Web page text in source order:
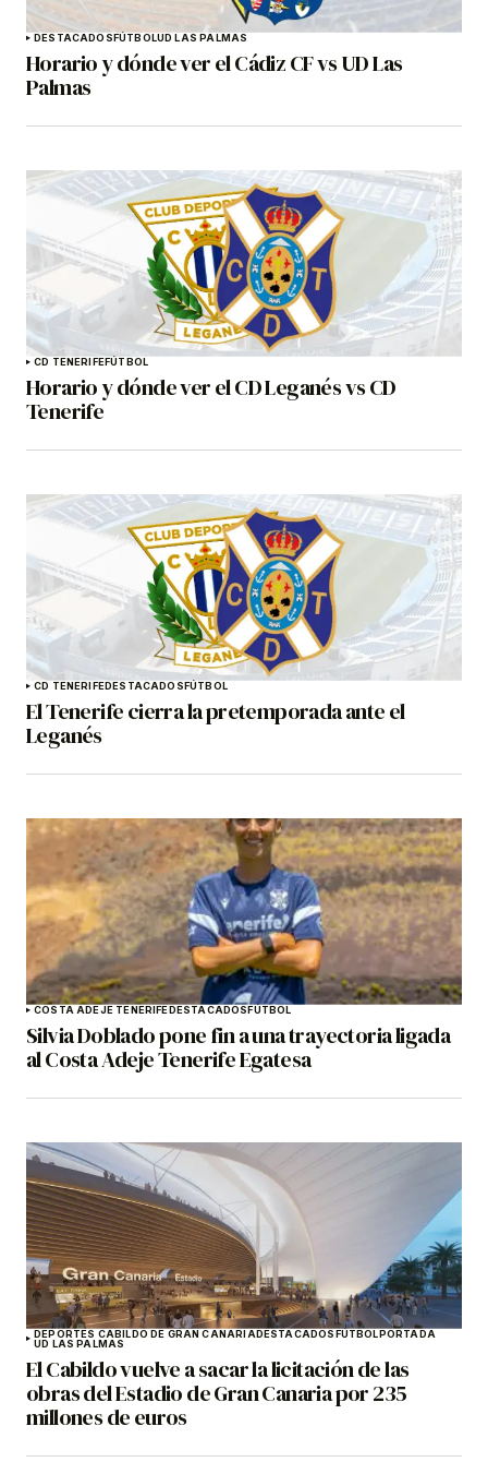
DESTACADOSFÚTBOLUD LAS PALMAS
Horario y dónde ver el Cádiz CF vs UD Las
Palmas
CD TENERIFEFÚTBOL
Horario y dónde ver el CD Leganés vs CD
Tenerife
CD TENERIFEDESTACADOSFÚTBOL
El Tenerife cierra la pretemporada ante el
Leganés
COSTA ADEJE TENERIFEDESTACADOSFÚTBOL
Silvia Doblado pone fin a una trayectoria ligada
al Costa Adeje Tenerife Egatesa
DEPORTES CABILDO DE GRAN CANARIADESTACADOSFÚTBOLPORTADA
UD LAS PALMAS
El Cabildo vuelve a sacar la licitación de las
obras del Estadio de Gran Canaria por 235
millones de euros